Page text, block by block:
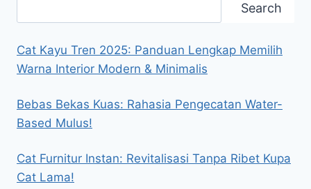
Search
Cat Kayu Tren 2025: Panduan Lengkap Memilih
Warna Interior Modern & Minimalis
Bebas Bekas Kuas: Rahasia Pengecatan Water-
Based Mulus!
Cat Furnitur Instan: Revitalisasi Tanpa Ribet Kupa
Cat Lama!